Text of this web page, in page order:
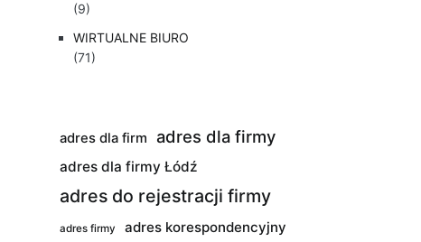
(9)
WIRTUALNE BIURO
(71)
adres dla firm adres dla firmy
adres dla firmy Łódź
adres do rejestracji firmy
adres firmy adres korespondencyjny